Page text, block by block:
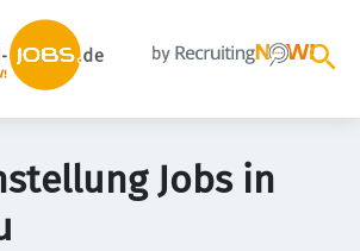
Jobs in